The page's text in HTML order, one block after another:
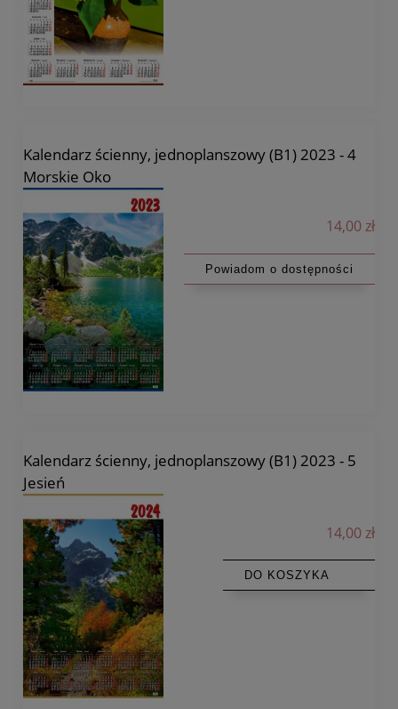
Kalendarz ścienny, jednoplanszowy (B1) 2023 - 4
Morskie Oko
14,00 zł
Powiadom o dostępności
Kalendarz ścienny, jednoplanszowy (B1) 2023 - 5
Jesień
14,00 zł
DO KOSZYKA